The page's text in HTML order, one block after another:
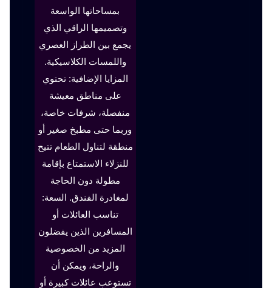
بمساحاتها الواسعة
وتصميمها الراقي الذي
يجمع بين الطراز العصري
واللمسات الكلاسيكية.
المزايا الإضافية: تحتوي
على مناطق معيشة
منفصلة، شرفات خاصة،
وربما حتى مطبخ صغير أو
منطقة لتناول الطعام تتيح
للنزلاء الاستمتاع بإقامة
مطولة دون الحاجة
لمغادرة الفندق. السعة:
تناسب العائلات أو
المسافرين الذين يفضلون
المزيد من الخصوصية
والراحة، ويمكن أن
تستوعب عائلات كبيرة أو